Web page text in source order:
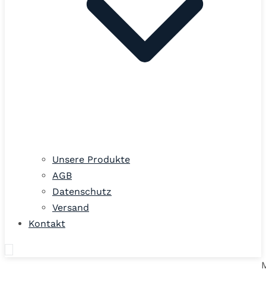
Unsere Produkte
AGB
Datenschutz
Versand
Kontakt